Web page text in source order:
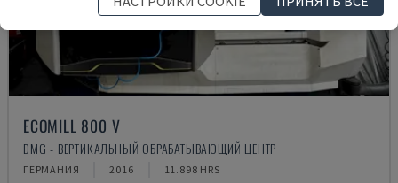
ECOMILL 800 V
DMG - ВЕРТИКАЛЬНЫЙ ОБРАБАТЫВАЮЩИЙ ЦЕНТР
ГЕРМАНИЯ 2016 11.898 HRS